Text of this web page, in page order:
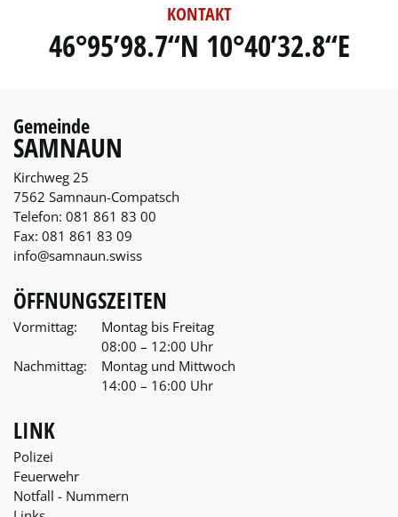
46°95’98.7“N 10°40’32.8“E
KONTAKT
Gemeinde
SAMNAUN
Kirchweg 25
7562 Samnaun-Compatsch
Telefon: 081 861 83 00
Fax: 081 861 83 09
info@samnaun.swiss
ÖFFNUNGSZEITEN
Vormittag:
Montag bis Freitag
08:00 – 12:00 Uhr
Nachmittag:
Montag und Mittwoch
14:00 – 16:00 Uhr
LINK
Polizei
Feuerwehr
Notfall - Nummern